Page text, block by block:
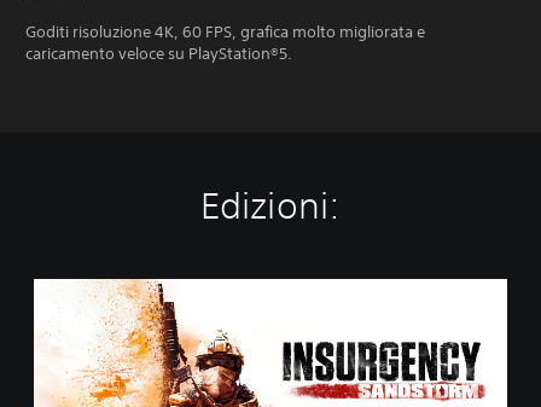
Goditi risoluzione 4K, 60 FPS, grafica molto migliorata e
caricamento veloce su PlayStation®5.
Edizioni:
a